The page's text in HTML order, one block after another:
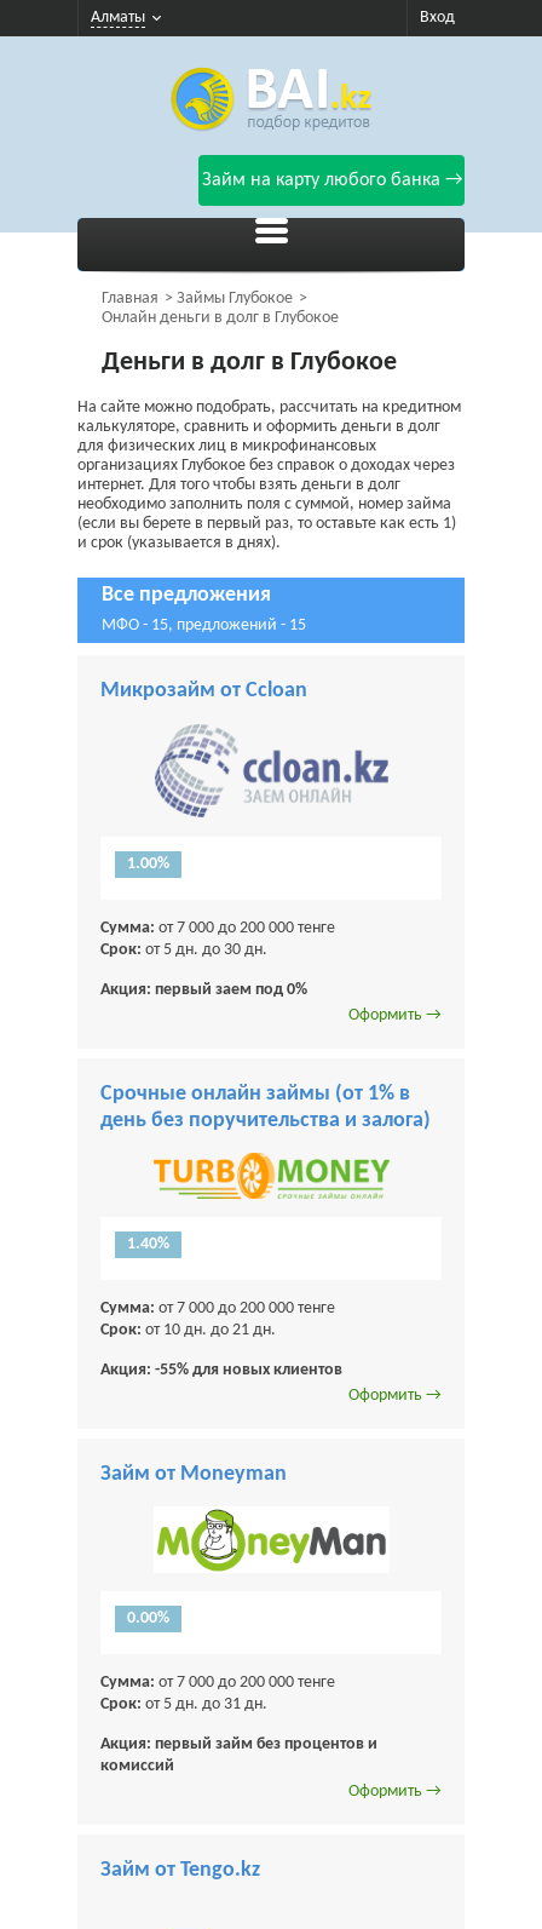
Алматы Вход
Займ на карту любого банка →
Главная
Займы Глубокое
Онлайн деньги в долг в Глубокое
Деньги в долг в Глубокое
На сайте можно подобрать, рассчитать на кредитном
калькуляторе, сравнить и оформить деньги в долг
для физических лиц в микрофинансовых
организациях Глубокое без справок о доходах через
интернет. Для того чтобы взять деньги в долг
необходимо заполнить поля с суммой, номер займа
(если вы берете в первый раз, то оставьте как есть 1)
и срок (указывается в днях).
Все предложения
МФО - 15, предложений - 15
Микрозайм от Ccloan
1.00%
Сумма: от 7 000 до 200 000 тенге
Срок: от 5 дн. до 30 дн.
Акция: первый заем под 0%
Оформить →
Срочные онлайн займы (от 1% в
день без поручительства и залога)
1.40%
Сумма: от 7 000 до 200 000 тенге
Срок: от 10 дн. до 21 дн.
Акция: -55% для новых клиентов
Оформить →
Займ от Moneyman
0.00%
Сумма: от 7 000 до 200 000 тенге
Срок: от 5 дн. до 31 дн.
Акция: первый займ без процентов и
комиссий
Оформить →
Займ от Tengo.kz